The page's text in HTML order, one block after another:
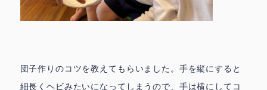
団子作りのコツを教えてもらいました。手を縦にすると
細長くヘビみたいになってしまうので、手は横にしてコ